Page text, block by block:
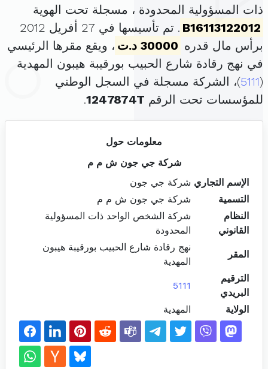
ذات المسؤولية المحدودة ، مسجلة تحت الهوية
B16113122012
. تم تأسيسها في 27 أفريل 2012
برأس مال قدره 30000 د.ت
، ويقع مقرها الرئيسي
في نهج رقادة شارع الحبيب بورقيبة هيبون المهدية
(
5111)، الشركة مسجلة في السجل الوطني
للمؤسسات تحت الرقم 1247874T
.
معلومات حول
شركة جي جون ش م م
الإسم التجاري شركة جي جون
التسمية
شركة جي جون ش م م
النظام
القانوني
شركة الشخص الواحد ذات المسؤولية
المحدودة
المقر
نهج رقادة شارع الحبيب بورقيبة هيبون
المهدية
الترقيم
البريدي
5111
الولاية المهدية